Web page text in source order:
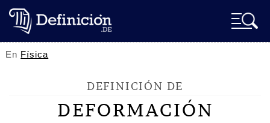
En Física
DEFINICIÓN DE
DEFORMACIÓN